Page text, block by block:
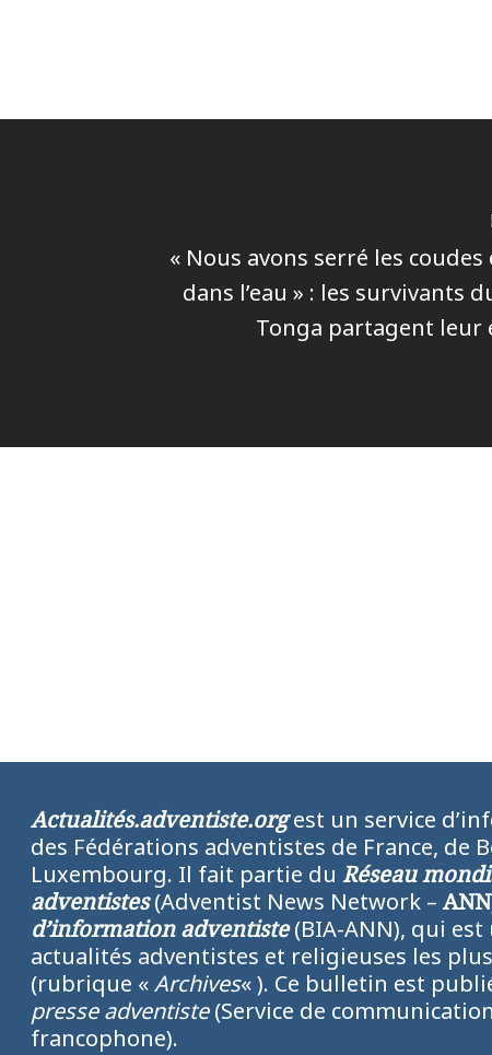
« Nous avons serré les
dans l’eau » : les survivants
Tonga partagent leur
Actualités.adventiste.orgest un service
des Fédérations adventistes de France, de
Luxembourg. Il fait partie du Réseau
adventistes(Adventist News Network – ANN
d’information adventiste(BIA-ANN), qui est
actualités adventistes et religieuses les
(rubrique «Archives« ). Ce bulletin est
presse adventiste(Service de
francophone).